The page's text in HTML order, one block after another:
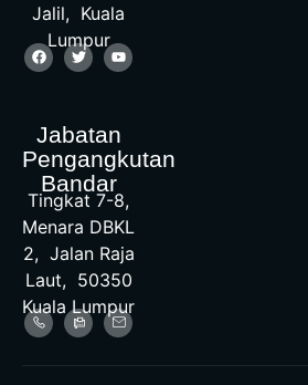
Jalil, Kuala
Lumpur
Jabatan
Pengangkutan
Bandar
Tingkat 7-8,
Menara DBKL
2, Jalan Raja
Laut, 50350
Kuala Lumpur